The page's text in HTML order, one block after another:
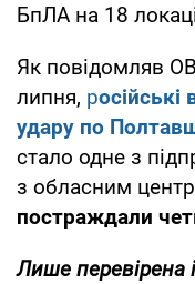
БпЛА на 18
Як повідомляв
липня, російські
удару по
стало одне з
з обласним
постраждали
Лише перевірена